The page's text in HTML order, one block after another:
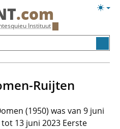
.com
Instituut
Ruijten
(1950) was van 9 juni
tot 13 juni 2023 Eerste